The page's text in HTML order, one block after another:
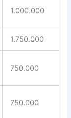
1.000.000
1.750.000
750.000
750.000